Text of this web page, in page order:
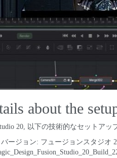
about the
20, 以下の技術的なセットアッ
ージョン: フュージョンスタジオ